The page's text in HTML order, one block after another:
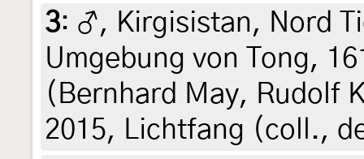
3: ♂, Kirgisistan, Nord
Umgebung von Tong,
(Bernhard May, Rudolf
2015, Lichtfang (coll.,